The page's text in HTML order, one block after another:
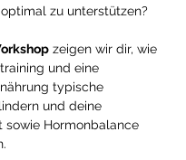
zu unterstützen?
zeigen wir dir, wie
und eine
typische
und deine
sowie Hormonbalance